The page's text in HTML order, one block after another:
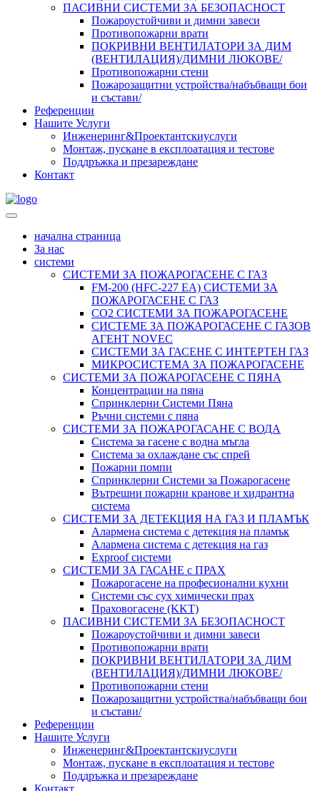
ПАСИВНИ СИСТЕМИ ЗА БЕЗОПАСНОСТ
Пожароустойчиви и димни завеси
Противопожарни врати
ПОКРИВНИ ВЕНТИЛАТОРИ ЗА ДИМ
(ВЕНТИЛАЦИЯ)/ДИМНИ ЛЮКОВЕ/
Противопожарни стени
Пожарозащитни устройства/набъбващи бои
и състави/
Референции
Нашите Услуги
Инженеринг&Проектантскиуслуги
Монтаж, пускане в експлоатация и тестове
Поддръжка и презареждане
Контакт
начална страница
За нас
системи
СИСТЕМИ ЗА ПОЖАРОГАСЕНЕ С ГАЗ
FM-200 (HFC-227 ЕА) СИСТЕМИ ЗА
ПОЖАРОГАСЕНЕ С ГАЗ
CO2 СИСТЕМИ ЗА ПОЖАРОГАСЕНЕ
СИСТЕМЕ ЗА ПОЖАРОГАСЕНЕ С ГАЗОВ
АГЕНТ NОVEC
СИСТЕМИ ЗА ГАСЕНЕ С ИНТЕРТЕН ГАЗ
МИКРОСИСТЕМА ЗА ПОЖАРОГАСЕНЕ
СИСТЕМИ ЗА ПОЖАРОГАСЕНЕ С ПЯНА
Концентрации на пяна
Спринклерни Системи Пяна
Ръчни системи с пяна
СИСТЕМИ ЗА ПОЖАРОГАСАНЕ С ВОДА
Система за гасене с водна мъгла
Система за охлаждане със спрей
Пожарни помпи
Спринклерни Системи за Пожарогасене
Вътрешни пожарни кранове и хидрантна
система
СИСТЕМИ ЗА ДЕТЕКЦИЯ НА ГАЗ И ПЛАМЪК
Алармена система с детекция на пламък
Алармена система с детекция на газ
Exproof системи
СИСТЕМИ ЗА ГАСАНЕ с ПРАХ
Пожарогасене на професионални кухни
Системи със сух химически прах
Праховогасене (KKT)
ПАСИВНИ СИСТЕМИ ЗА БЕЗОПАСНОСТ
Пожароустойчиви и димни завеси
Противопожарни врати
ПОКРИВНИ ВЕНТИЛАТОРИ ЗА ДИМ
(ВЕНТИЛАЦИЯ)/ДИМНИ ЛЮКОВЕ/
Противопожарни стени
Пожарозащитни устройства/набъбващи бои
и състави/
Референции
Нашите Услуги
Инженеринг&Проектантскиуслуги
Монтаж, пускане в експлоатация и тестове
Поддръжка и презареждане
Контакт